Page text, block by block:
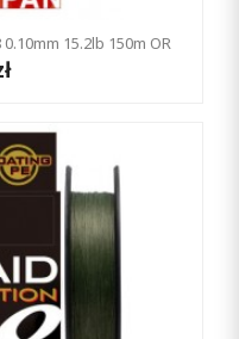
15.2lb 150m OR